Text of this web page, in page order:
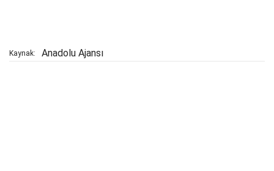
Kaynak: Anadolu Ajansı